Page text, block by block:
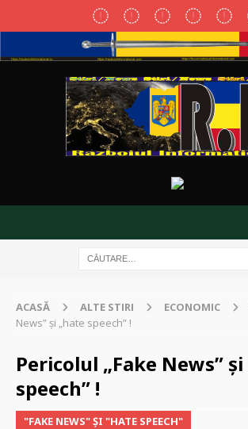
ACASĂ ALTE STIRI ECONOMIC
News” şi „hate speech” !
Pericolul „Fake News”
speech” !
"FAKE NEWS" ŞI "HATE SPEECH"